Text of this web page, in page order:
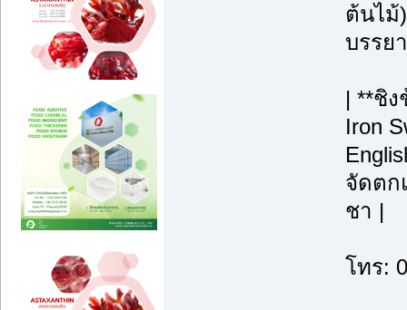
ต้นไม้
บรรย
| **ชิง
Iron
จัดตก
ชา |
โทร: